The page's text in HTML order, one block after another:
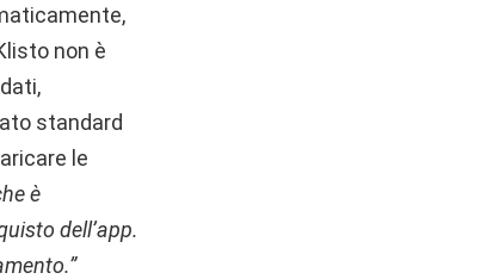
non è
standard
le
è
dell’app.